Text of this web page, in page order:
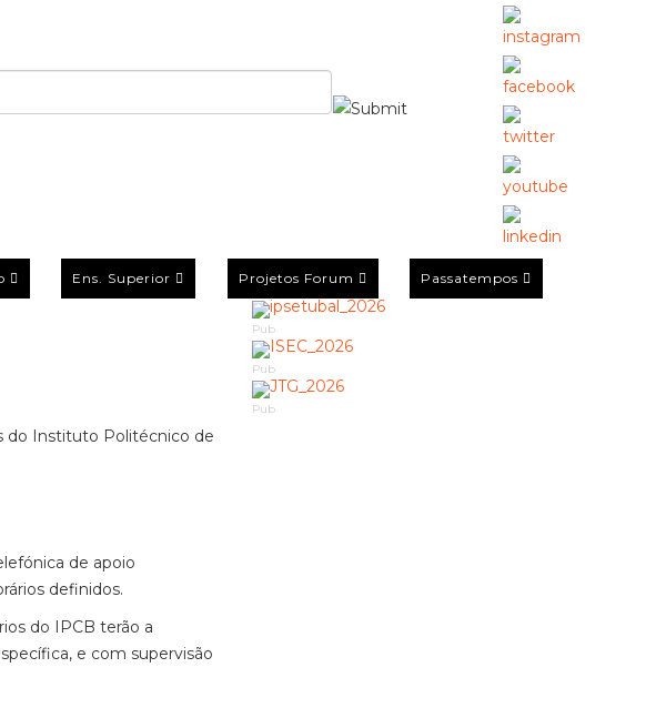
Ens. Superior Projetos Forum Passatempos
do Instituto Politécnico de
de apoio
definidos.
do IPCB terão a
e com supervisão
Pub
Pub
Pub